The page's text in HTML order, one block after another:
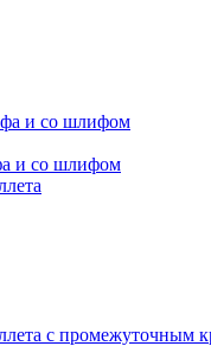
и со шлифом
и со шлифом
с промежуточным